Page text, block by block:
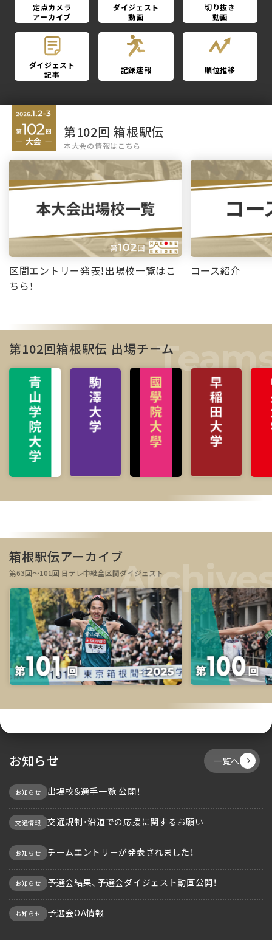
定点カメラ
アーカイブ
ダイジェスト
動画
切り抜き
動画
ダイジェスト
記事
記録速報 順位推移
第102回 箱根駅伝
本大会の情報はこちら
区間エントリー発表！出場校一覧はこ
ちら！
コース紹介
第102回箱根駅伝 出場チーム
箱根駅伝アーカイブ
第63回～101回 日テレ中継全区間ダイジェスト
お知らせ 一覧へ
お知らせ 出場校&選手一覧 公開！
交通情報 交通規制・沿道での応援に関するお願い
お知らせ チームエントリーが発表されました！
お知らせ 予選会結果、予選会ダイジェスト動画公開！
お知らせ 予選会OA情報